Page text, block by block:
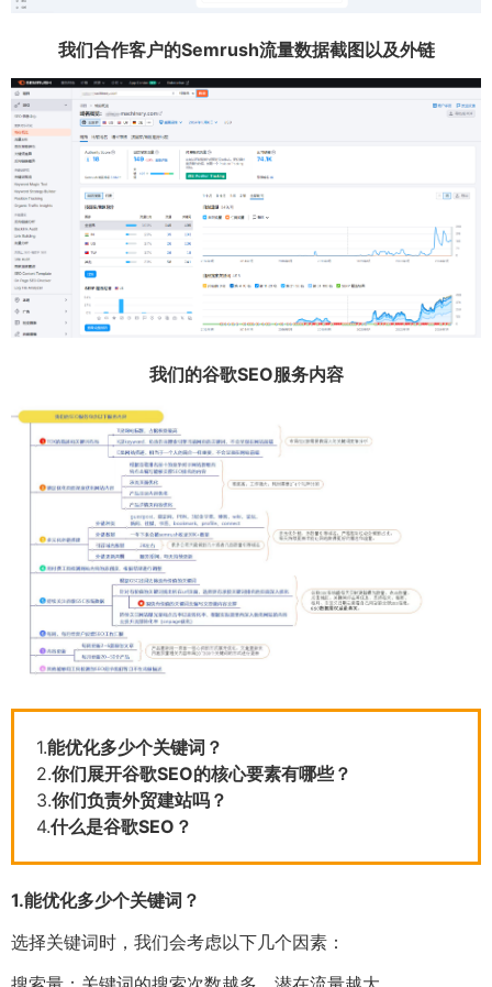
我们合作客户的Semrush流量数据截图以及外链
我们的谷歌SEO服务内容
1.能优化多少个关键词？
2.你们展开谷歌SEO的核心要素有哪些？
3.你们负责外贸建站吗？
4.什么是谷歌SEO？
1.能优化多少个关键词？
选择关键词时，我们会考虑以下几个因素：